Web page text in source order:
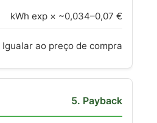
kWh exp × ~0,034–0,07 €
Igualar ao preço de compra
5. Payback